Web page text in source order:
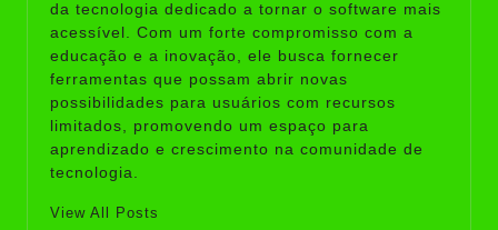
da tecnologia dedicado a tornar o software mais
acessível. Com um forte compromisso com a
educação e a inovação, ele busca fornecer
ferramentas que possam abrir novas
possibilidades para usuários com recursos
limitados, promovendo um espaço para
aprendizado e crescimento na comunidade de
tecnologia.
View All Posts